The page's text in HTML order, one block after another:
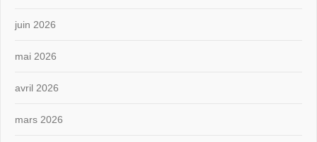
juin 2026
mai 2026
avril 2026
mars 2026